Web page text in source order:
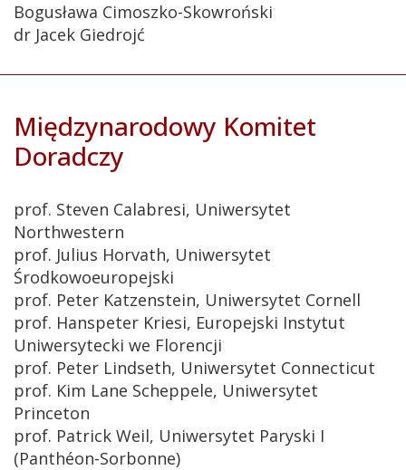
Bogusława Cimoszko-Skowroński
dr Jacek Giedrojć
Międzynarodowy Komitet
Doradczy
prof. Steven Calabresi, Uniwersytet
Northwestern
prof. Julius Horvath, Uniwersytet
Środkowoeuropejski
prof. Peter Katzenstein, Uniwersytet Cornell
prof. Hanspeter Kriesi, Europejski Instytut
Uniwersytecki we Florencji
prof. Peter Lindseth, Uniwersytet Connecticut
prof. Kim Lane Scheppele, Uniwersytet
Princeton
prof. Patrick Weil, Uniwersytet Paryski I
(Panthéon-Sorbonne)